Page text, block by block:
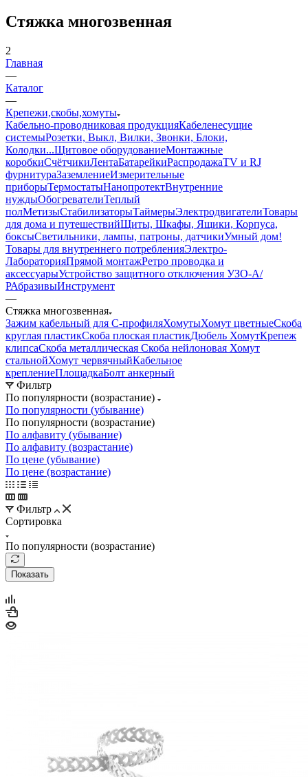
Стяжка многозвенная
2
Главная
—
Каталог
—
Крепежи,скобы,хомуты
Кабельно-проводниковая продукцияКабеленесущие
системыРозетки, Выкл, Вилки, Звонки, Блоки,
Колодки...Щитовое оборудованиеМонтажные
коробкиСчётчикиЛентаБатарейкиРаспродажаTV и RJ
фурнитураЗаземлениеИзмерительные
приборыТермостатыНанопротектВнутренние
нуждыОбогревателиТеплый
полМетизыСтабилизаторыТаймерыЭлектродвигателиТовары
для дома и путешествийЩиты, Шкафы, Ящики, Корпуса,
боксыСветильники, лампы, патроны, датчикиУмный дом!
Товары для внутреннего потребленияЭлектро-
ЛабораторияПрямой монтажРетро проводка и
аксессуарыУстройство защитного отключения УЗО-А/
РАбразивыИнструмент
—
Стяжка многозвенная
Зажим кабельный для С-профиляХомутыХомут цветныеСкоба
круглая пластикСкоба плоская пластикДюбель ХомутКрепеж
клипсаСкоба металлическая Скоба нейлоновая Хомут
стальнойХомут червячныйКабельное
креплениеПлощадкаБолт анкерный
Фильтр
По популярности (возрастание)
По популярности (убывание)
По популярности (возрастание)
По алфавиту (убывание)
По алфавиту (возрастание)
По цене (убывание)
По цене (возрастание)
Фильтр
Сортировка
По популярности (возрастание)
Показать